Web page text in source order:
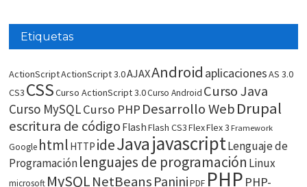
Etiquetas
ActionScriptActionScript 3.0AJAXAndroid aplicacionesAS 3.0
CS3 CSSCurso ActionScript 3.0Curso Android Curso Java
Curso MySQLCurso PHP Desarrollo WebDrupal
escritura de código FlashFlash CS3FlexFlex 3 Framework
Google html HTTP ideJavajavascriptLenguaje de
Programaciónlenguajes de programación Linux
microsoft MySQLNetBeans Panini PDF PHP PHP-